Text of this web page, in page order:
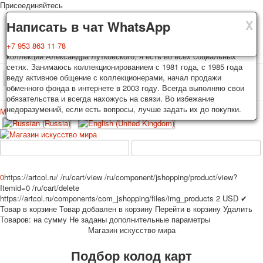
X
Доставка
Колоды, почтовые открытки тщательно упаковываются и
отправляются в течении 3-4 рабочих дней после оплаты.
Исключение: репринт под заказ, такие колоды карт отправляются в
течении 7-8 рабочих дней. Отправка осуществляется почтой России
с треком отслеживания. Цена пересылки зависит от веса и тарифов
почты на момент покупки. По желанию покупателя возможна
отправка СДЕК или другими транспортными компаниями.
X
Гарантия
Вы покупаете колоды игральных карт, почтовые открытки из частной
коллекции Александра Лутковского, я есть во всех социальных
сетях. Занимаюсь коллекционированием с 1981 года, с 1985 года
веду активное общение с коллекционерами, начал продажи
обменного фонда в интернете в 2003 году. Всегда выполняю свои
обязательства и всегда нахожусь на связи. Во избежание
недоразумений, если есть вопросы, лучше задать их до покупки.
X
Написать в чат WhatsApp
+7 953 863 11 78
Присоединяйтесь
TPL_PROTOSTAR_TOGGLE_MENU
Главная Игральные карты Открытки
Меню
Главная
Игральные карты
Эротические рисунки
Рекламные
Эротические фотоколоды
Пин-ап
Политические
Войти
0https://artcol.ru/ /ru/cart/view /ru/component/jshopping/product/view?
Itemid=0 /ru/cart/delete
https://artcol.ru/components/com_jshopping/files/img_products 2 USD ✔
Товар в корзине Товар добавлен в корзину Перейти в корзину Удалить
Товаров: на сумму Не заданы дополнительные параметры
Магазин искусство мира
Подбор колод карт